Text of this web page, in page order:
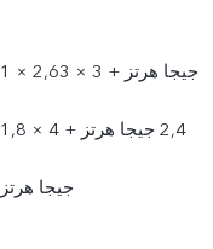
1 × 2,63 جيجا هرتز + 3 ×
2,4 جيجا هرتز + 4 × 1,8
جيجا هرتز